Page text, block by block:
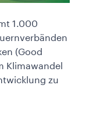
1.000
(Good
Klimawandel
zu